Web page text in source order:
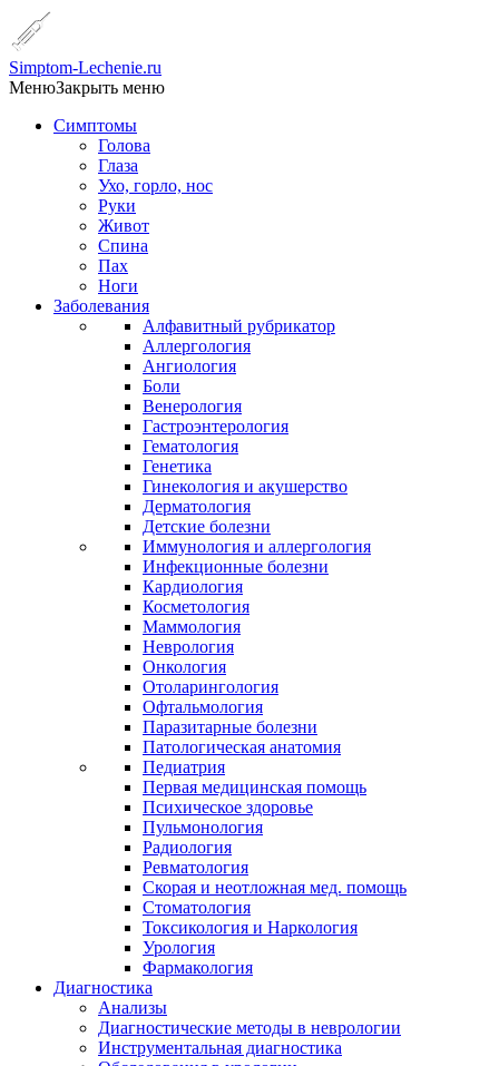
Simptom-Lechenie.ru
МенюЗакрыть меню
Симптомы
Голова
Глаза
Ухо, горло, нос
Руки
Живот
Спина
Пах
Ноги
Заболевания
Алфавитный рубрикатор
Аллергология
Ангиология
Боли
Венерология
Гастроэнтерология
Гематология
Генетика
Гинекология и акушерство
Дерматология
Детские болезни
Иммунология и аллергология
Инфекционные болезни
Кардиология
Косметология
Маммология
Неврология
Онкология
Отоларингология
Офтальмология
Паразитарные болезни
Патологическая анатомия
Педиатрия
Первая медицинская помощь
Психическое здоровье
Пульмонология
Радиология
Ревматология
Скорая и неотложная мед. помощь
Стоматология
Токсикология и Наркология
Урология
Фармакология
Диагностика
Анализы
Диагностические методы в неврологии
Инструментальная диагностика